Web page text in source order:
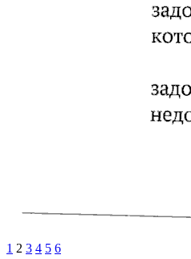
1 2 3 4 5 6